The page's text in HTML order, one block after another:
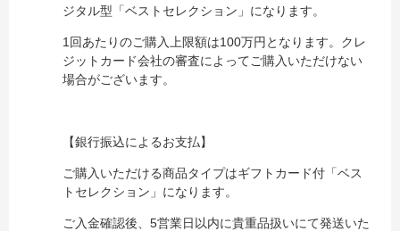
ジタル型「ベストセレクション」になります。
1回あたりのご購入上限額は100万円となります。クレ
ジットカード会社の審査によってご購入いただけない
場合がございます。
【銀行振込によるお支払】
ご購入いただける商品タイプはギフトカード付「ベス
トセレクション」になります。
ご入金確認後、5営業日以内に貴重品扱いにて発送いた